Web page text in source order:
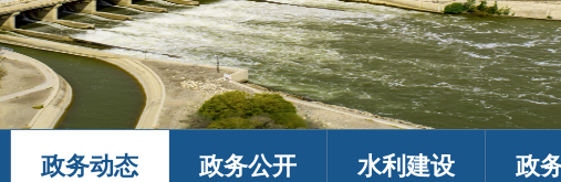
政务动态 政务公开 水利建设 政